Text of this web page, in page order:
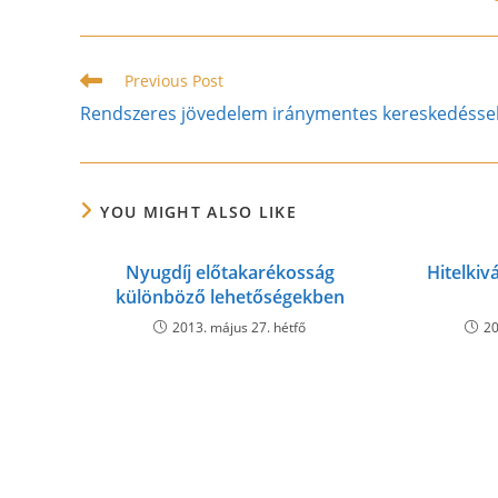
Read
articles
Previous Post
Rendszeres jövedelem iránymentes kereskedéssel
YOU MIGHT ALSO LIKE
Nyugdíj előtakarékosság
különböző lehetőségekben
2013. május 27. hétfő